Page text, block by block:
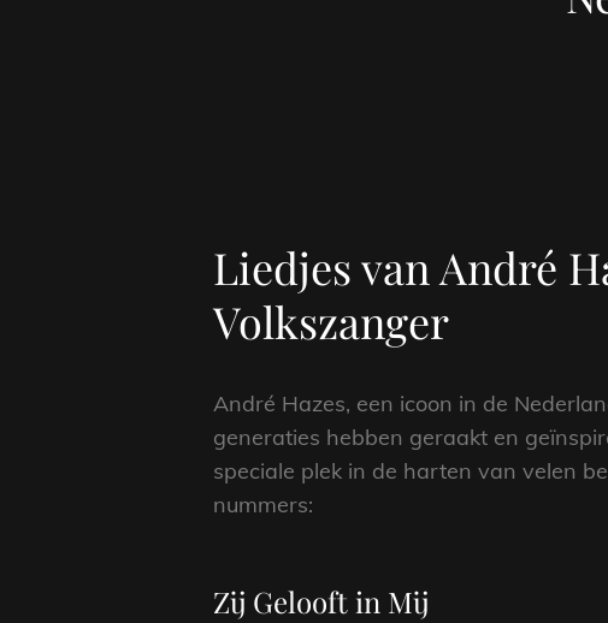
Liedjes van André
Volkszanger
André Hazes, een icoon in de
generaties hebben geraakt en
speciale plek in de harten van velen
nummers:
Zij Gelooft in Mij